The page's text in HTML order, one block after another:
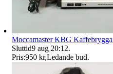
Moccamaster KBG
Sluttid9 aug 20:12.
Pris:950 kr,Ledande bud.